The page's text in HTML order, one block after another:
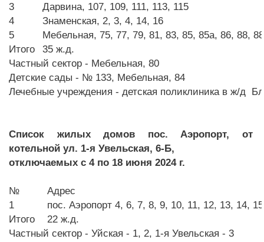
3
Дарвина, 107, 109, 111, 113, 115
4
Знаменская, 2, 3, 4, 14, 16
5
Мебельная, 75, 77, 79, 81, 83, 85, 85а, 86, 88,
Итого
35 ж.д.
Частный сектор - Мебельная, 80
Детские сады - № 133, Мебельная, 84
Лечебные учреждения - детская поликлиника в ж/д
Список жилых домов пос. Аэропорт, от
котельной ул. 1-я Увельская, 6-Б,
отключаемых с 4 по 18 июня 2024 г.
№
Адрес
1
пос. Аэропорт 4, 6, 7, 8, 9, 10, 11, 12, 13, 14,
Итого
22 ж.д.
Частный сектор - Уйская - 1, 2, 1-я Увельская - 3